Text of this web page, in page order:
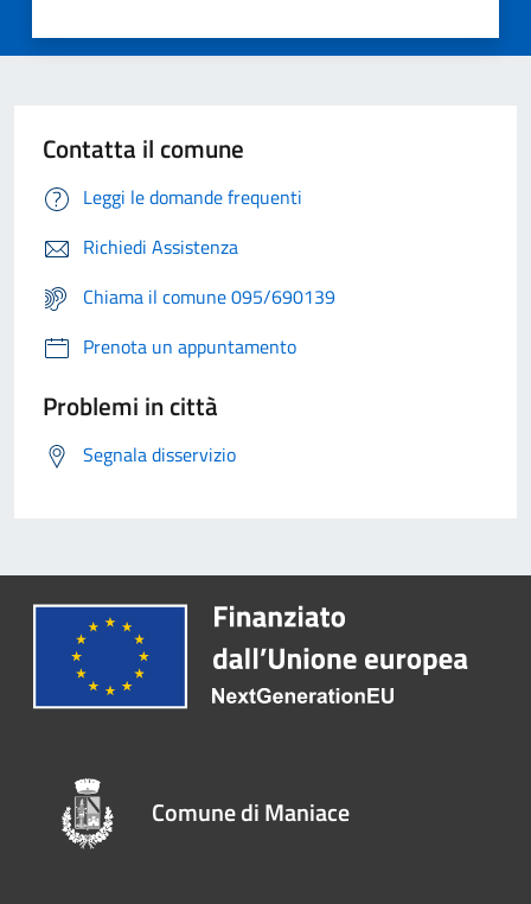
Contatta il comune
Leggi le domande frequenti
Richiedi Assistenza
Chiama il comune 095/690139
Prenota un appuntamento
Problemi in città
Segnala disservizio
Comune di Maniace